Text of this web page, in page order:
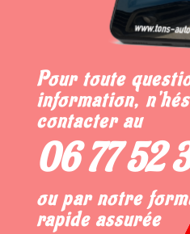
Pour toute
information,
contacter au
06 77 52
ou par notre
rapide assurée